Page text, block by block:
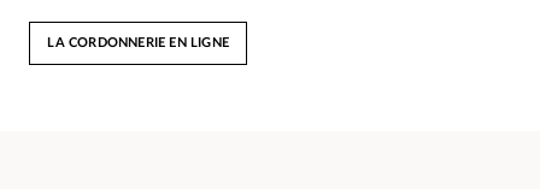
LA CORDONNERIE EN LIGNE